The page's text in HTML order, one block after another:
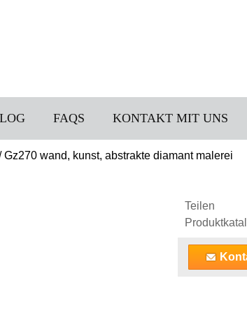
FAQS KONTAKT MIT UNS
Gz270 wand, kunst, abstrakte diamant malerei
Teilen